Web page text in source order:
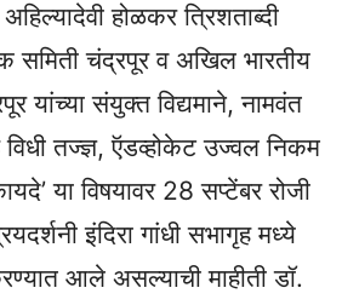
होळकर त्रिशताब्दी
समिती चंद्रपूर व अखिल भारतीय
यांच्या संयुक्त विद्यमाने, नामवंत
तज्ज्ञ, ऍडव्होकेट उज्वल निकम
या विषयावर 28 सप्टेंबर रोजी
इंदिरा गांधी सभागृह मध्ये
आले असल्याची माहीती डॉ.